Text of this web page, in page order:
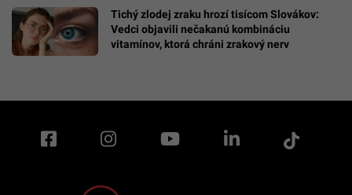
Tichý zlodej zraku hrozí tisícom Slovákov:
Vedci objavili nečakanú kombináciu
vitamínov, ktorá chráni zrakový nerv